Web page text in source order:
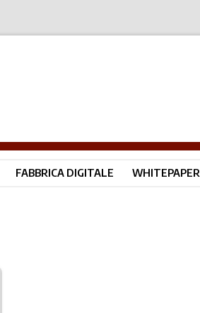
FABBRICA DIGITALE WHITEPAPER